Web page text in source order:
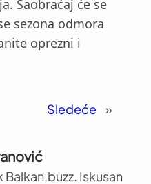
Saobraćaj će se
sezona odmora
oprezni i
Sledeće »
Balkan.buzz. Iskusan